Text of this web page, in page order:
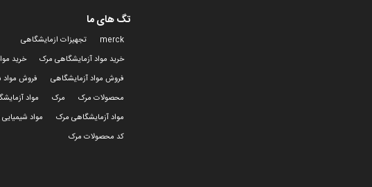
تگ های ما
merck
تجهیزات ازمایشگاهی
خرید مواد آزمایشگاهی مرک
خرید
فروش مواد آزمایشگاهی
فروش مواد
محصولات مرک
مرک
مواد
مواد آزمایشگاهی مرک
مواد
کد محصولات مرک